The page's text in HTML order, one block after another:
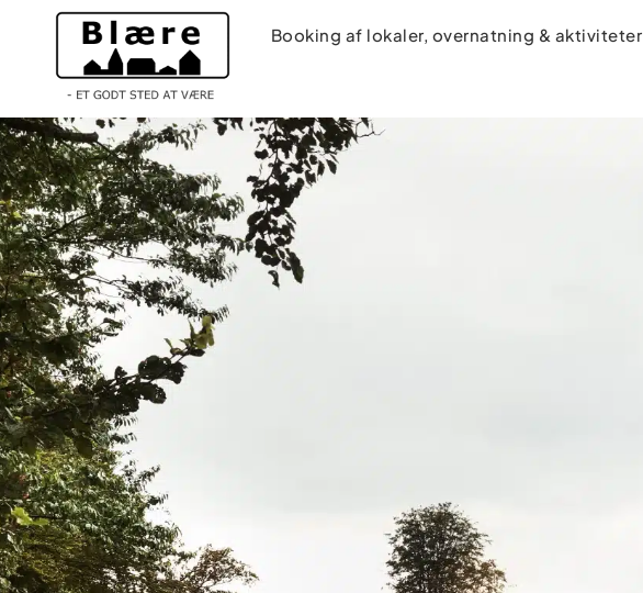
Booking af lokaler, overnatning & aktiviteter